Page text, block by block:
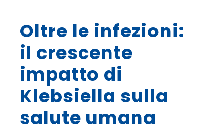
Oltre le infezioni:
il crescente
impatto di
Klebsiella sulla
salute umana